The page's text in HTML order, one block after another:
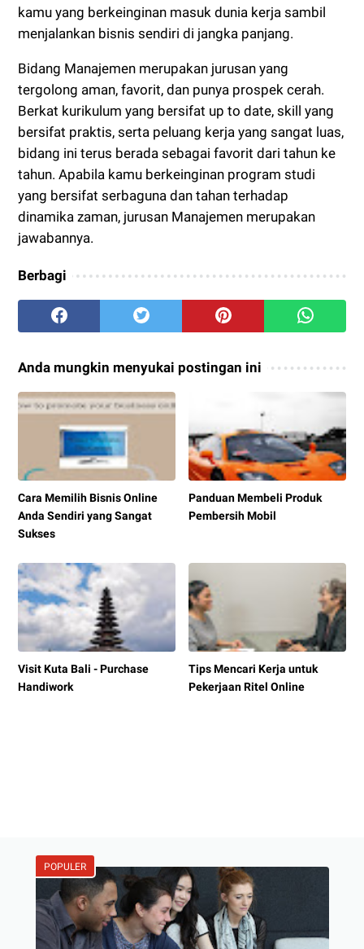
kamu yang berkeinginan masuk dunia kerja sambil
menjalankan bisnis sendiri di jangka panjang.
Bidang Manajemen merupakan jurusan yang
tergolong aman, favorit, dan punya prospek cerah.
Berkat kurikulum yang bersifat up to date, skill yang
bersifat praktis, serta peluang kerja yang sangat luas,
bidang ini terus berada sebagai favorit dari tahun ke
tahun. Apabila kamu berkeinginan program studi
yang bersifat serbaguna dan tahan terhadap
dinamika zaman, jurusan Manajemen merupakan
jawabannya.
Berbagi
Anda mungkin menyukai postingan ini
Cara Memilih Bisnis Online
Anda Sendiri yang Sangat
Sukses
Panduan Membeli Produk
Pembersih Mobil
Visit Kuta Bali - Purchase
Handiwork
Tips Mencari Kerja untuk
Pekerjaan Ritel Online
POPULER